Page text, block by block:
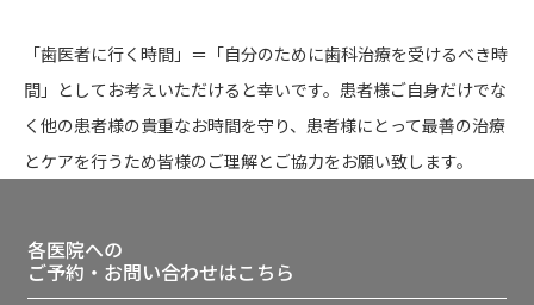
「歯医者に行く時間」＝「自分のために歯科治療を受けるべき時
間」としてお考えいただけると幸いです。患者様ご自身だけでな
く他の患者様の貴重なお時間を守り、患者様にとって最善の治療
とケアを行うため皆様のご理解とご協力をお願い致します。
各医院への
ご予約・お問い合わせはこちら